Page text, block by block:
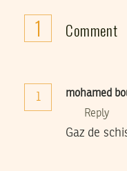
1 Comment
1 mohamed
Reply
Gaz de